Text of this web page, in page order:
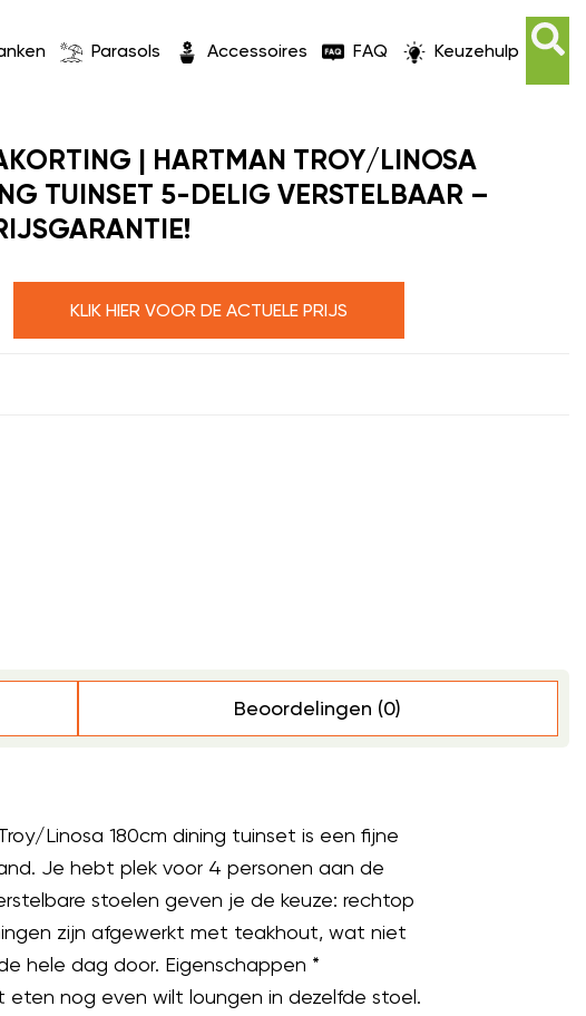
Parasols Accessoires FAQ Keuzehulp
| HARTMAN TROY/LINOSA
TUINSET 5-DELIG VERSTELBAAR –
KLIK HIER VOOR DE ACTUELE PRIJS
Beoordelingen (0)
Linosa 180cm dining tuinset is een fijne
Je hebt plek voor 4 personen aan de
stoelen geven je de keuze: rechtop
zijn afgewerkt met teakhout, wat niet
hele dag door. Eigenschappen *
eten nog even wilt loungen in dezelfde stoel.